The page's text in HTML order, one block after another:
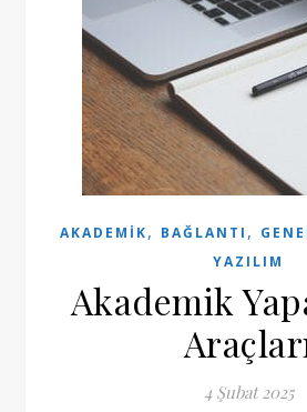
AKADEMIK, BAĞLANTI ,
YAZILIM
Akademik
4 Şubat 2025